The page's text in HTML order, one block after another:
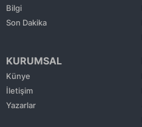
Bilgi
Son Dakika
KURUMSAL
Künye
İletişim
Yazarlar